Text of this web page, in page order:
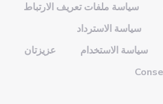
سياسة ملفات تعريف الارتباط
سياسة الاسترداد
سياسة الاستخدام
عزيزتان